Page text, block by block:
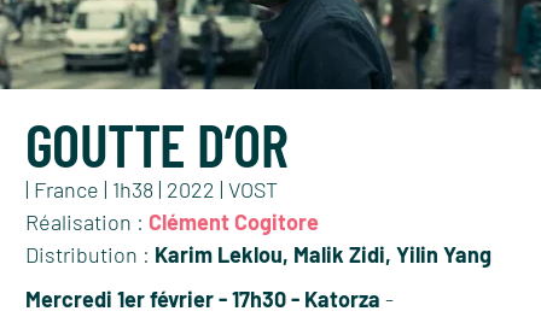
GOUTTE D’OR
| France | 1h38 | 2022 | VOST
Réalisation : Clément Cogitore
Distribution : Karim Leklou, Malik Zidi, Yilin Yang
Mercredi 1er février - 17h30 - Katorza -